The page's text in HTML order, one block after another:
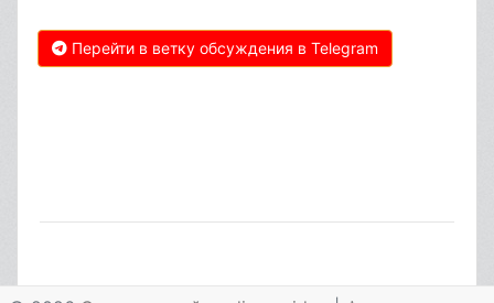
Перейти в ветку обсуждения в Telegram